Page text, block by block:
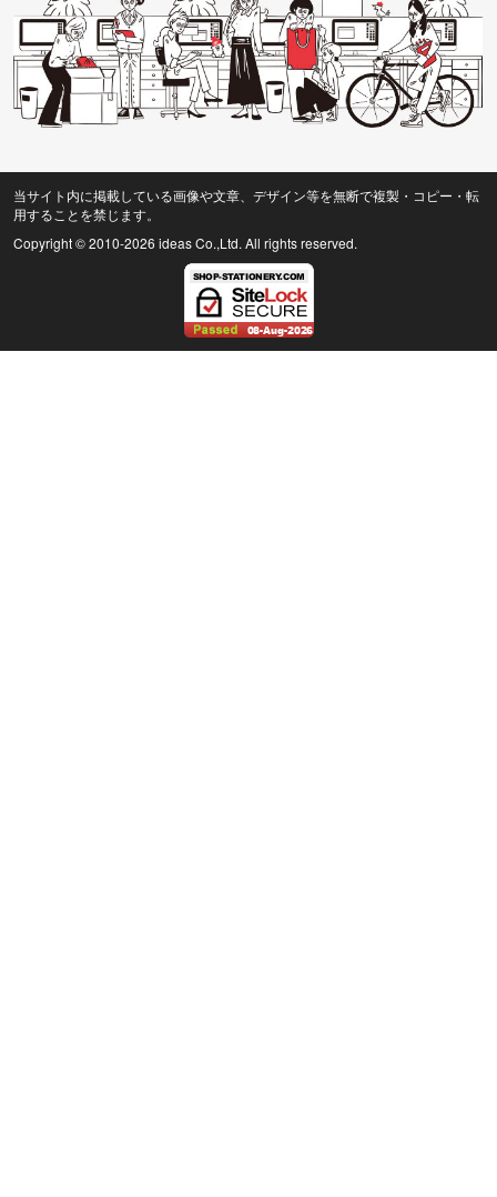
当サイト内に掲載している画像や文章、デザイン等を無断で複製・コピー・転
用することを禁じます。
Copyright © 2010-2026 ideas Co.,Ltd. All rights reserved.